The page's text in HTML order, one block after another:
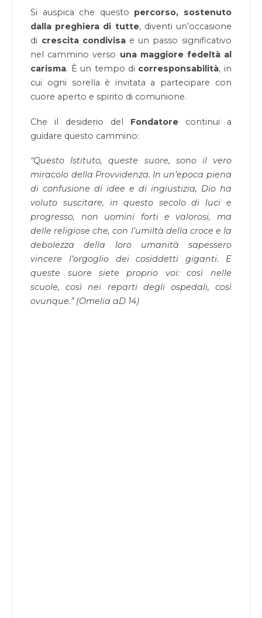
Si auspica che questo percorso, sostenuto
dalla preghiera di tutte, diventi un’occasione
di crescita condivisae un passo significativo
nel cammino verso una maggiore fedeltà al
carisma. È un tempo di corresponsabilità, in
cui ogni sorella è invitata a partecipare con
cuore aperto e spirito di comunione.
Che il desiderio del Fondatorecontinui a
guidare questo cammino:
“Questo Istituto, queste suore, sono il vero
miracolo della Provvidenza. In un’epoca piena
di confusione di idee e di ingiustizia, Dio ha
voluto suscitare, in questo secolo di luci e
progresso, non uomini forti e valorosi, ma
delle religiose che, con l’umiltà della croce e la
debolezza della loro umanità sapessero
vincere l’orgoglio dei cosiddetti giganti. E
queste suore siete proprio voi: così nelle
scuole, così nei reparti degli ospedali, così
ovunque.” (Omelia aD 14)